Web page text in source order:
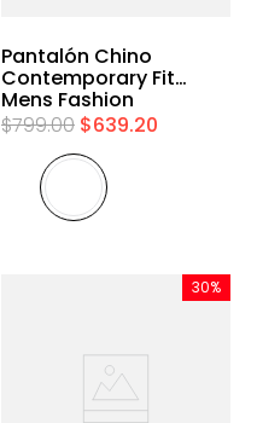
Pantalón Chino
Contemporary Fit
Mens Fashion
$799.00 $639.20
30%